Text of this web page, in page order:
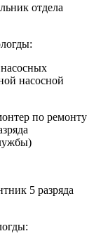
отдела
насосной
по ремонту
5 разряда